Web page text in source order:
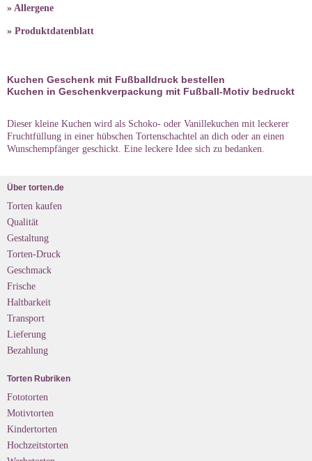
» Allergene
» Produktdatenblatt
Kuchen Geschenk mit Fußballdruck bestellen
Kuchen in Geschenkverpackung mit Fußball-Motiv bedruckt
Dieser kleine Kuchen wird als Schoko- oder Vanillekuchen mit leckerer
Fruchtfüllung in einer hübschen Tortenschachtel an dich oder an einen
Wunschempfänger geschickt. Eine leckere Idee sich zu bedanken.
Über torten.de
Torten kaufen
Qualität
Gestaltung
Torten-Druck
Geschmack
Frische
Haltbarkeit
Transport
Lieferung
Bezahlung
Torten Rubriken
Fototorten
Motivtorten
Kindertorten
Hochzeitstorten